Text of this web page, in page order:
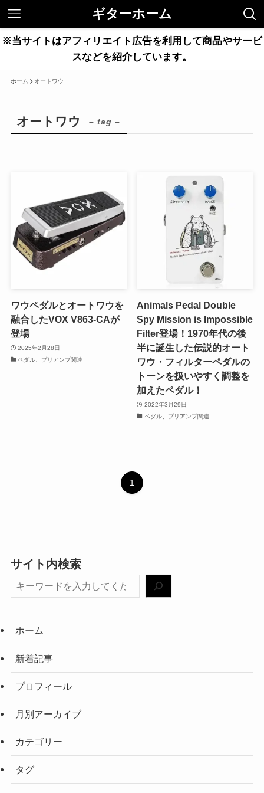
ギターホーム
※当サイトはアフィリエイト広告を利用して商品やサービ
スなどを紹介しています。
ホーム オートワウ
オートワウ – tag –
ワウペダルとオートワウを
融合したVOX V863-CAが
登場
2025年2月28日
ペダル、プリアンプ関連
Animals Pedal Double
Spy Mission is Impossible
Filter登場！1970年代の後
半に誕生した伝説的オート
ワウ・フィルターペダルの
トーンを扱いやすく調整を
加えたペダル！
2022年3月29日
ペダル、プリアンプ関連
1
サイト内検索
ホーム
新着記事
プロフィール
月別アーカイブ
カテゴリー
タグ